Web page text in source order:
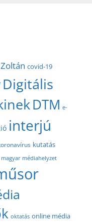
covid-19
Digitális
DTM e-
interjú
kutatás
magyar médiahelyzet
oktatás online média